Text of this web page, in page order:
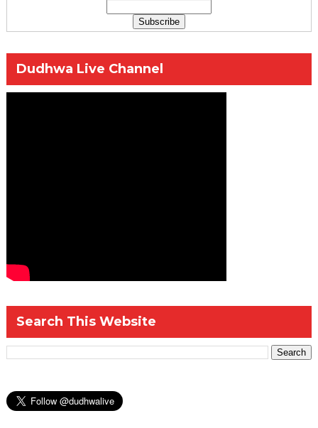
Dudhwa Live Channel
Search This Website